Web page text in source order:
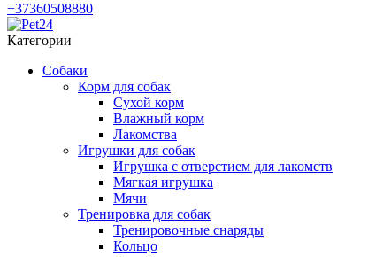
+37360508880
Категории
Собаки
Корм для собак
Сухой корм
Влажный корм
Лакомства
Игрушки для собак
Игрушка с отверстием для лакомств
Мягкая игрушка
Мячи
Тренировка для собак
Тренировочные снаряды
Кольцо